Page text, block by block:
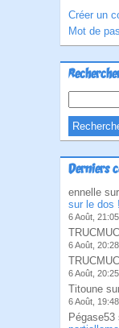
Créer un
Mot de
Derniers
ennelle sur
sur le dos !
6 Août, 21:05
6 Août, 20:28
6 Août, 20:25
Titoune
6 Août, 19:48
Pégase53